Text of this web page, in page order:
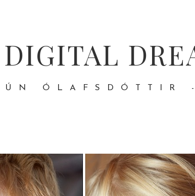
DIGITAL
ÓLAFSDÓTTIR